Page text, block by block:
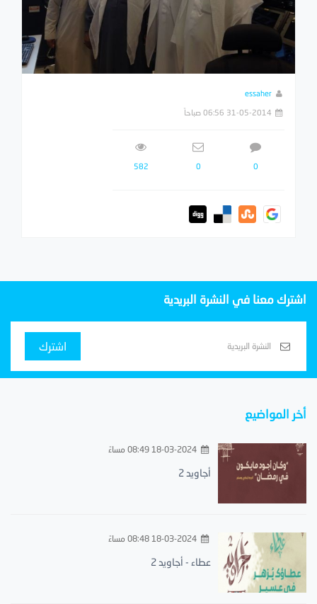
essaher
31-05-2014 06:56 صباحاً
0
0
582
اشترك معنا في النشرة البريدية
اشترك
أخر المواضيع
18-03-2024 08:49 مساءً
أجاويد 2
18-03-2024 08:48 مساءً
عطاء - أجاويد 2